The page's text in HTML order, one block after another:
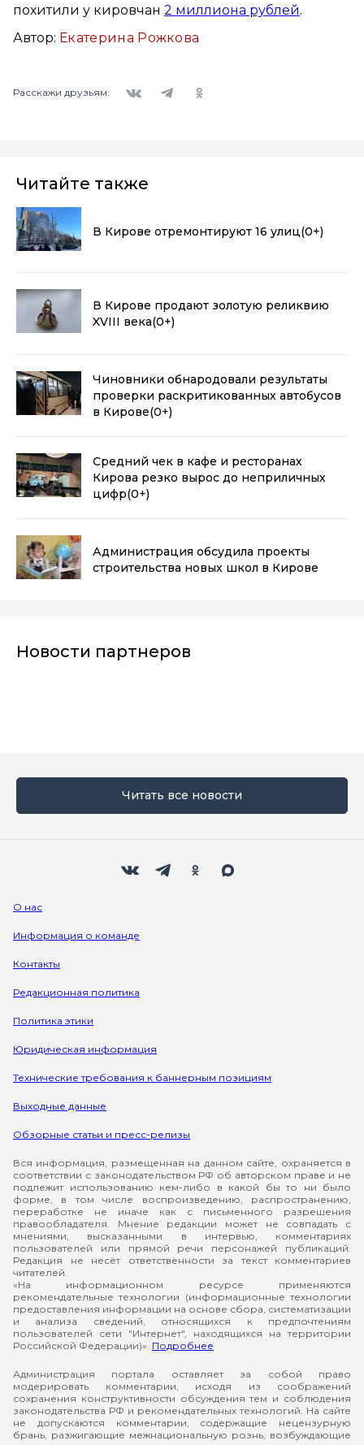
похитили у кировчан 2 миллиона рублей.
Автор: Екатерина Рожкова
Расскажи друзьям:
Читайте также
В Кирове отремонтируют 16 улиц(0+)
В Кирове продают золотую реликвию
XVIII века(0+)
Чиновники обнародовали результаты
проверки раскритикованных автобусов
в Кирове(0+)
Средний чек в кафе и ресторанах
Кирова резко вырос до неприличных
цифр(0+)
Администрация обсудила проекты
строительства новых школ в Кирове
Новости партнеров
Читать все новости
О нас
Информация о команде
Контакты
Редакционная политика
Политика этики
Юридическая информация
Технические требования к баннерным позициям
Выходные данные
Обзорные статьи и пресс-релизы
Вся информация, размещенная на данном сайте, охраняется в
соответствии с законодательством РФ об авторском праве и не
подлежит использованию кем-либо в какой бы то ни было
форме, в том числе воспроизведению, распространению,
переработке не иначе как с письменного разрешения
правообладателя. Мнение редакции может не совпадать с
мнениями, высказанными в интервью, комментариях
пользователей или прямой речи персонажей публикаций.
Редакция не несёт ответственности за текст комментариев
читателей.
«На информационном ресурсе применяются
рекомендательные технологии (информационные технологии
предоставления информации на основе сбора, систематизации
и анализа сведений, относящихся к предпочтениям
пользователей сети "Интернет", находящихся на территории
Российской Федерации)». Подробнее
Администрация портала оставляет за собой право
модерировать комментарии, исходя из соображений
сохранения конструктивности обсуждения тем и соблюдения
законодательства РФ и рекомендательных технологий. На сайте
не допускаются комментарии, содержащие нецензурную
брань, разжигающие межнациональную рознь, возбуждающие